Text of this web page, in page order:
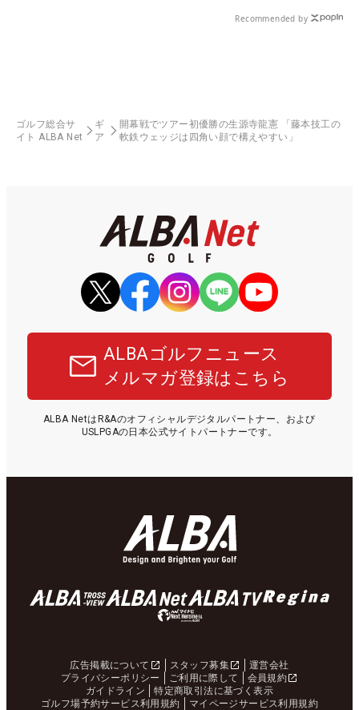
Recommended by
ゴルフ総合サ
イト ALBA Net
ギ
ア
開幕戦でツアー初優勝の生源寺龍憲 「藤本技工の
軟鉄ウェッジは四角い顔で構えやすい」
ALBAゴルフニュース
メルマガ登録はこちら
ALBA NetはR&Aのオフィシャルデジタルパートナー、および
USLPGAの日本公式サイトパートナーです。
広告掲載について スタッフ募集
運営会社
プライバシーポリシー
ご利用に際して
会員規約
ガイドライン
特定商取引法に基づく表示
ゴルフ場予約サービス利用規約
マイページサービス利用規約